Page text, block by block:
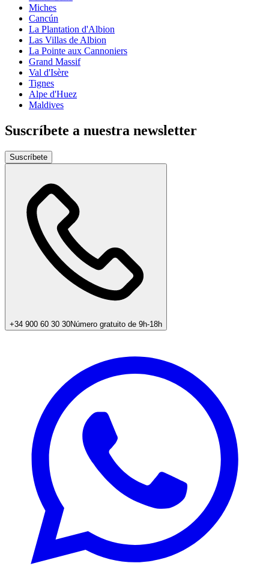
Miches
Cancún
La Plantation d'Albion
Las Villas de Albion
La Pointe aux Cannoniers
Grand Massif
Val d'Isère
Tignes
Alpe d'Huez
Maldives
Suscríbete a nuestra newsletter
Suscríbete
+34 900 60 30 30Número gratuito de 9h-18h